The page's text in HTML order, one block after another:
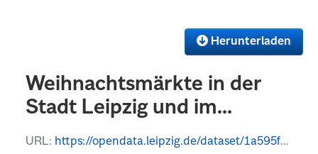
Herunterladen
Weihnachtsmärkte in der
Stadt Leipzig und im...
URL: https://opendata.leipzig.de/dataset/1a595f9b-23e5-4afe-90fd-1543045cd8b0/resource/e3c4f820-beb8-4239-a952-8fe6bf15a6fe/download/markets.geojson